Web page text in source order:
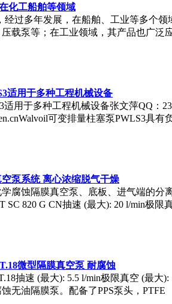
化工船舶等领域
经过多年发展，在船舶、工业等多
载泵等；在工业领域，其产品也广泛
适用于多种工程机械设备
用于多种工程机械设备张文萍QQ：
可变排量柱塞泵PWLS3具有
泵系统 离心浓缩脱气干燥
腐蚀隔膜真空泵、底板、进气端的
820 G CN抽速 (最大): 20 l/min极限
微型隔膜真空泵 耐腐蚀
抽速 (最大): 5.5 l/min极限真空 (最大
无油隔膜泵。配备了PPS泵头，PTFE